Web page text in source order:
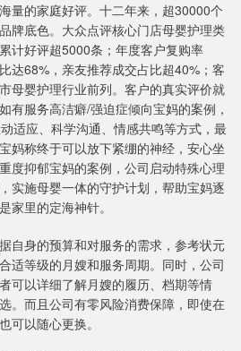
量的家庭好评。十二年来，超30000个
牌底色。大众点评核心门店母婴护理类
计好评超5000条；年度客户复购率
达68%，亲友推荐成交占比超40%；客
母婴护理行业前列。客户的真实评价就
有服务高洁癖/强迫症倾向宝妈的案例，
适应、科学沟通、情感共鸣等方式，最
妈称终于可以放下紧绷的神经，安心坐
度抑郁宝妈的案例，公司启动特殊心理
实施母婴一体的守护计划，帮助宝妈逐
家里的定海神针。
自身的预算和对服务的需求，参考状元
适等级的月嫂和服务周期。同时，公司
可以详细了解月嫂的履历、档期等情
。而且公司有零风险消费保障，即使在
可以随心更换。